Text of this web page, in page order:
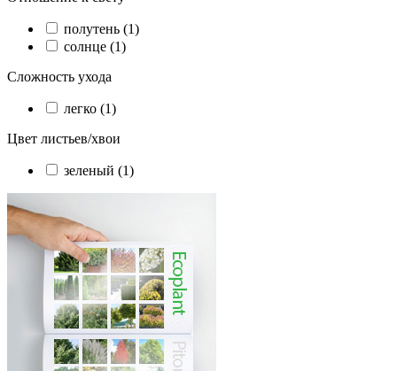
полутень (1)
солнце (1)
Сложность ухода
легко (1)
Цвет листьев/хвои
зеленый (1)